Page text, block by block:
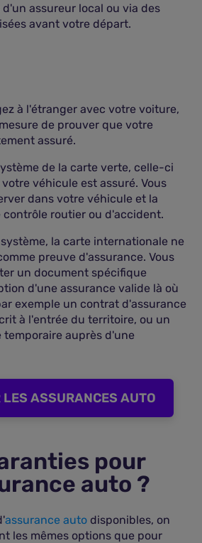
assureur local ou via des
avant votre départ.
à l'étranger avec votre voiture,
de prouver que votre
assuré.
de la carte verte, celle-ci
véhicule est assuré. Vous
dans votre véhicule et la
contrôle routier ou d'accident.
la carte internationale ne
preuve d'assurance. Vous
un document spécifique
d'une assurance valide là où
exemple un contrat d'assurance
à l'entrée du territoire, ou un
auprès d'une
LES ASSURANCES AUTO
pour
auto ?
assurance auto disponibles, on
les mêmes options que pour